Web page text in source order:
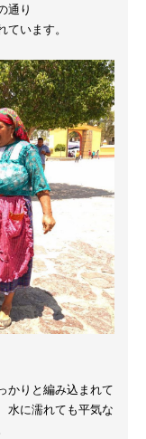
通り
います。
かりと編み込まれて
水に濡れても平気な